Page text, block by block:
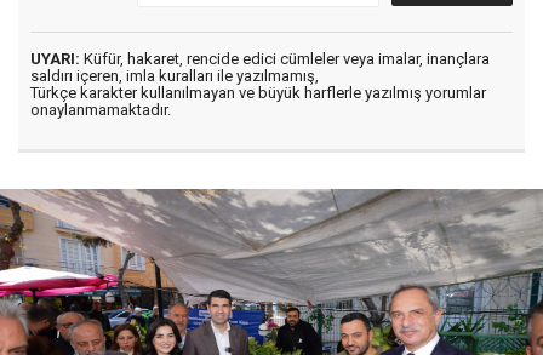
UYARI: Küfür, hakaret, rencide edici cümleler veya imalar, inançlara
saldırı içeren, imla kuralları ile yazılmamış,
Türkçe karakter kullanılmayan ve büyük harflerle yazılmış yorumlar
onaylanmamaktadır.